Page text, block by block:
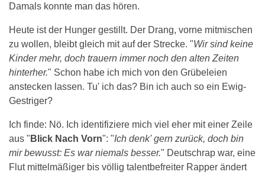
Damals konnte man das hören.
Heute ist der Hunger gestillt. Der Drang, vorne mitmischen
zu wollen, bleibt gleich mit auf der Strecke. "Wir sind keine
Kinder mehr, doch trauern immer noch den alten Zeiten
hinterher." Schon habe ich mich von den Grübeleien
anstecken lassen. Tu' ich das? Bin ich auch so ein Ewig-
Gestriger?
Ich finde: Nö. Ich identifiziere mich viel eher mit einer Zeile
aus " Blick Nach Vorn": "Ich denk' gern zurück, doch bin
mir bewusst: Es war niemals besser." Deutschrap war, eine
Flut mittelmäßiger bis völlig talentbefreiter Rapper ändert